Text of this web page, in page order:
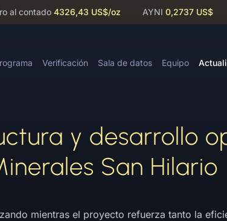
al contado 4326,43 US$/oz AYNI 0,2737 US$
Verificación Sala de datos Equipo
y desarrollo
San Hilario
mientras el proyecto refuerza tanto la